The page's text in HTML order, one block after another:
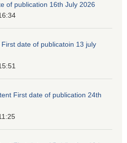
of publication 16th July 2026
date of publicatoin 13 july
First date of publication 24th